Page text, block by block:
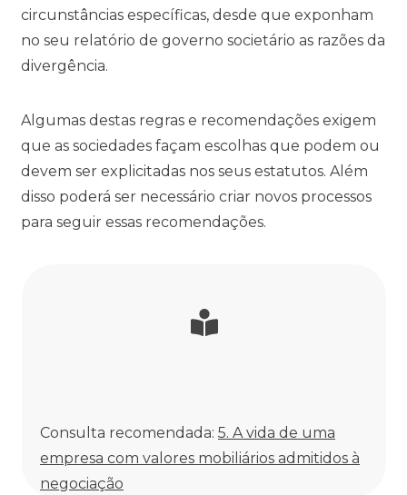
circunstâncias específicas, desde que exponham
no seu relatório de governo societário as razões da
divergência.
Algumas destas regras e recomendações exigem
que as sociedades façam escolhas que podem ou
devem ser explicitadas nos seus estatutos. Além
disso poderá ser necessário criar novos processos
para seguir essas recomendações.
Consulta recomendada: 5. A vida de uma
empresa com valores mobiliários admitidos à
negociação